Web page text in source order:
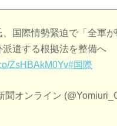
、国際情勢緊迫で「全軍
派遣する根拠法を整備へ
ZsHBAkM0Yv#国際
オンライン